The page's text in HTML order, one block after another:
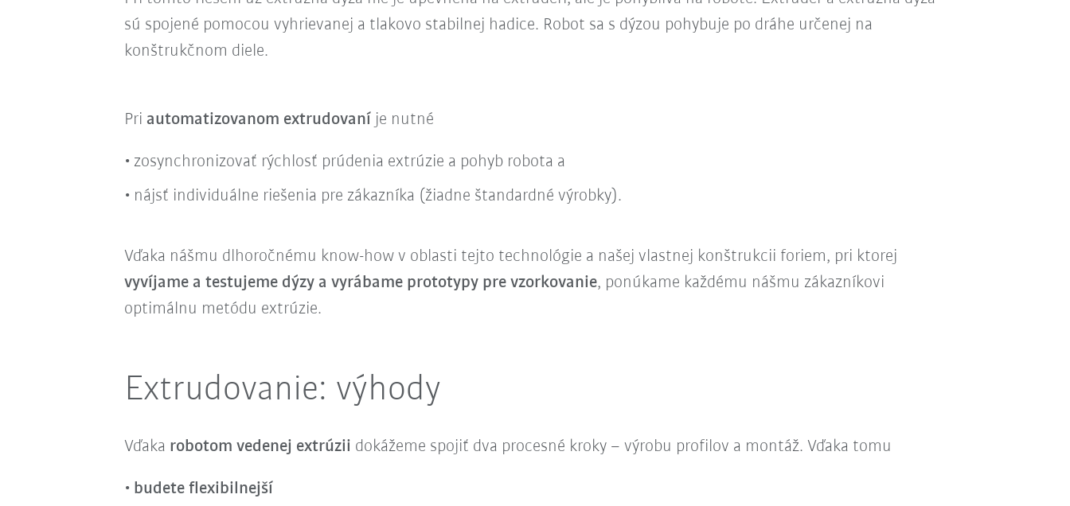
sú spojené pomocou vyhrievanej a tlakovo stabilnej hadice. Robot sa s dýzou pohybuje po dráhe určenej na
konštrukčnom diele.
Pri automatizovanom extrudovaní je nutné
zosynchronizovať rýchlosť prúdenia extrúzie a pohyb robota a
nájsť individuálne riešenia pre zákazníka (žiadne štandardné výrobky).
Vďaka nášmu dlhoročnému know-how v oblasti tejto technológie a našej vlastnej konštrukcii foriem, pri ktorej
vyvíjame a testujeme dýzy a vyrábame prototypy pre vzorkovanie, ponúkame každému nášmu zákazníkovi
optimálnu metódu extrúzie.
Extrudovanie: výhody
Vďaka robotom vedenej extrúzii dokážeme spojiť dva procesné kroky – výrobu profilov a montáž. Vďaka tomu
budete flexibilnejší